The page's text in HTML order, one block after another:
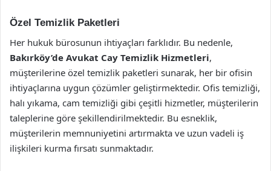
Özel Temizlik Paketleri
Her hukuk bürosunun ihtiyaçları farklıdır. Bu nedenle,
Bakırköy’de Avukat Cay Temizlik Hizmetleri,
müşterilerine özel temizlik paketleri sunarak, her bir ofisin
ihtiyaçlarına uygun çözümler geliştirmektedir. Ofis temizliği,
halı yıkama, cam temizliği gibi çeşitli hizmetler, müşterilerin
taleplerine göre şekillendirilmektedir. Bu esneklik,
müşterilerin memnuniyetini artırmakta ve uzun vadeli iş
ilişkileri kurma fırsatı sunmaktadır.